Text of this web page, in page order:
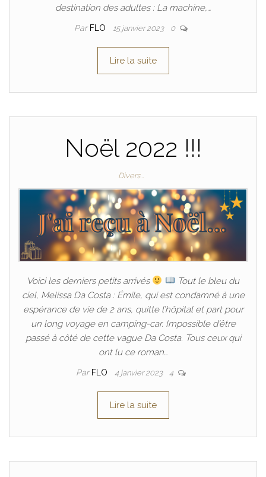
destination des adultes : La machine,…
Par FLO 15 janvier 2023 0
Lire la suite
Noël 2022 !!!
Divers...
Voici les derniers petits arrivés
Tout le bleu du
ciel, Melissa Da Costa : Émile, qui est condamné à une
espérance de vie de 2 ans, quitte l’hôpital et part pour
un long voyage en camping-car. Impossible d’être
passé à côté de cette vague Da Costa. Tous ceux qui
ont lu ce roman…
Par FLO 4 janvier 2023 4
Lire la suite